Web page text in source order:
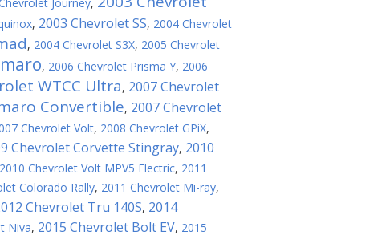
, 2003 Chevrolet SS, 2004 Chevrolet
, 2004 Chevrolet S3X, 2005 Chevrolet
, 2006 Chevrolet Prisma Y, 2006
WTCC Ultra, 2007 Chevrolet
Convertible, 2007 Chevrolet
Chevrolet Volt, 2008 Chevrolet GPiX,
Chevrolet Corvette Stingray, 2010
2010 Chevrolet Volt MPV5 Electric, 2011
Colorado Rally, 2011 Chevrolet Mi-ray,
Chevrolet Tru 140S, 2014
Niva, 2015 Chevrolet Bolt EV, 2015